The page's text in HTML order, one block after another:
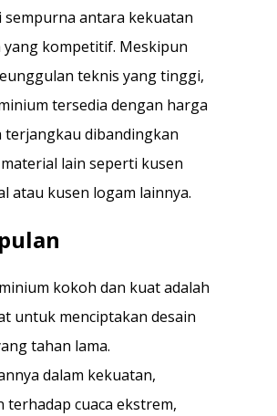
sempurna antara kekuatan
yang kompetitif. Meskipun
teknis yang tinggi,
tersedia dengan harga
terjangkau dibandingkan
lain seperti kusen
atau kusen logam lainnya.
kokoh dan kuat adalah
untuk menciptakan desain
tahan lama.
dalam kekuatan,
terhadap cuaca ekstrem,